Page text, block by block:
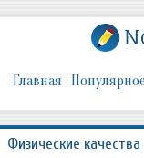
Главная Популярное
Физические качества